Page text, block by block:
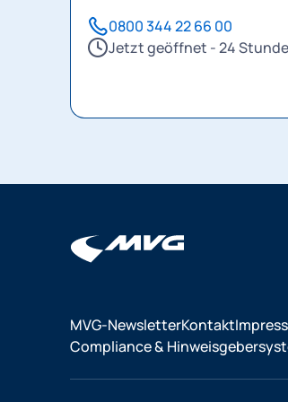
0800 344 22 66 00
Jetzt geöffnet - 24
MVG-NewsletterKontakt
Compliance &